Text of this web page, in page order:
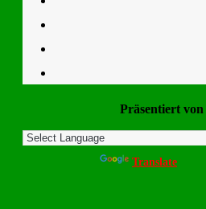
Präsentiert von
Translate